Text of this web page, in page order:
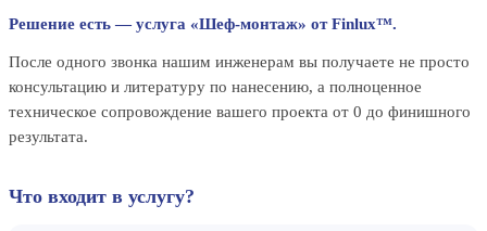
Решение есть — услуга «Шеф-монтаж» от Finlux™.
После одного звонка нашим инженерам вы получаете не просто
консультацию и литературу по нанесению, а полноценное
техническое сопровождение вашего проекта от 0 до финишного
результата.
Что входит в услугу?